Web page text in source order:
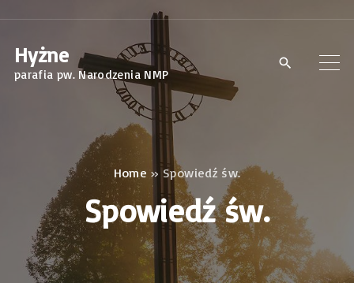
Hyżne
parafia pw. Narodzenia NMP
Home » Spowiedź św.
Spowiedź św.